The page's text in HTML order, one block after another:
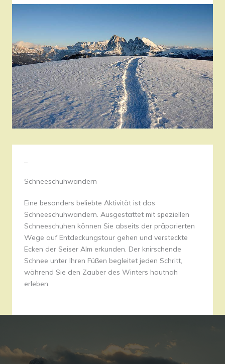
–
Schneeschuhwandern
Eine besonders beliebte Aktivität ist das
Schneeschuhwandern. Ausgestattet mit speziellen
Schneeschuhen können Sie abseits der präparierten
Wege auf Entdeckungstour gehen und versteckte
Ecken der Seiser Alm erkunden. Der knirschende
Schnee unter Ihren Füßen begleitet jeden Schritt,
während Sie den Zauber des Winters hautnah
erleben.